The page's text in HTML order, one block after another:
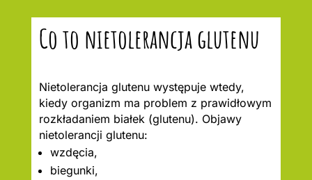
Co to nietolerancja glutenu
Nietolerancja glutenu występuje wtedy,
kiedy organizm ma problem z prawidłowym
rozkładaniem białek (glutenu). Objawy
nietolerancji glutenu:
wzdęcia,
biegunki,